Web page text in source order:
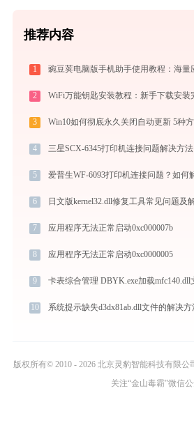
推荐内容
1
2 WiFi万能钥匙安装教程：新手下载安装
3
4 三星SCX-6345打印机连接问题解决方
5 爱普生WF-6093打印机连接问题？如何
6 日文版kernel32.dll修复工具常见问题及
7 应用程序无法正常启动0xc000007b
8 应用程序无法正常启动0xc0000005
9 卡表综合管理 DBYK.exe加载
10 系统提示缺失d3dx81ab.dll文件的解决方
版权所有© 2010 - 2026 北京灵豹智能科技有限公
关注“金山毒霸”微信